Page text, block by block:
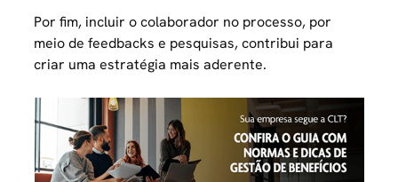
Por fim, incluir o colaborador no processo, por
meio de feedbacks e pesquisas, contribui para
criar uma estratégia mais aderente.